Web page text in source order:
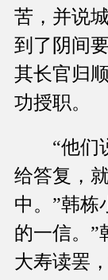
苦，并说
到了阴间
其长官归
功授职。
“他们说
给答复，
中。”韩栋
的一信。”
大寿读罢